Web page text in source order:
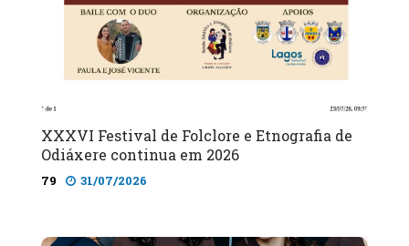
XXXVI Festival de Folclore e Etnografia de
Odiáxere continua em 2026
79 31/07/2026